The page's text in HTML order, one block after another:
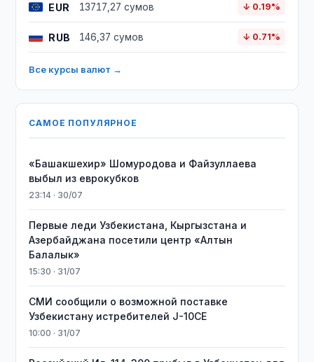
EUR 13717,27 сумов ↓ 0.19%
RUB 146,37 сумов ↓ 0.71%
Все курсы валют →
САМОЕ ПОПУЛЯРНОЕ
«Башакшехир» Шомуродова и Файзуллаева
выбыл из еврокубков
23:14 · 30/07
Первые леди Узбекистана, Кыргызстана и
Азербайджана посетили центр «Алтын
Балалык»
15:30 · 31/07
СМИ сообщили о возможной поставке
Узбекистану истребителей J-10CE
10:00 · 31/07